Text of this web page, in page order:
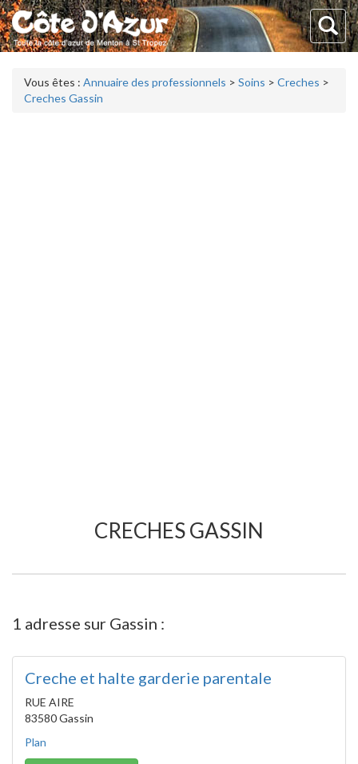
Vous êtes : Annuaire des professionnels > Soins > Creches >
Creches Gassin
CRECHES GASSIN
1 adresse sur Gassin :
Creche et halte garderie parentale
RUE AIRE
83580 Gassin
Plan